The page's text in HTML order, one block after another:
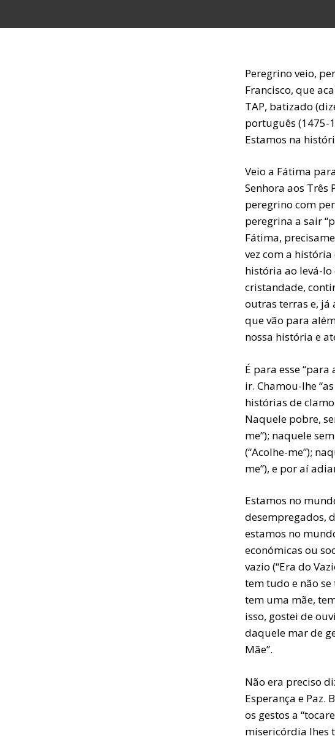
Peregrino veio,
Francisco, que
TAP, batizado
português (1475-
Estamos na
Veio a Fátima
Senhora aos Três
peregrino com
peregrina a sair
Fátima,
vez com a
história ao levá-
cristandade,
outras terras e, já
que vão para
nossa história e
É para esse
ir. Chamou-lhe
histórias de
Naquele pobre,
me”); naquele
(“Acolhe-me”);
me”), e por aí
Estamos no
desempregados,
estamos no
económicas ou
vazio (“Era do
tem tudo e não
tem uma mãe,
isso, gostei de
daquele mar de
Mãe”.
Não era preciso
Esperança e Paz.
os gestos a
misericórdia lhes